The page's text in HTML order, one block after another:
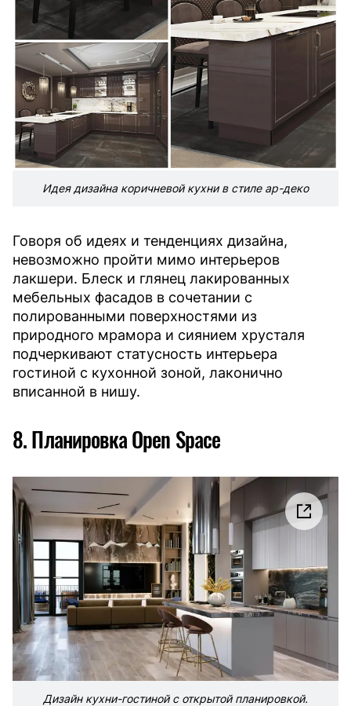
Идея дизайна коричневой кухни в стиле ар-деко
Говоря об идеях и тенденциях дизайна,
невозможно пройти мимо интерьеров
лакшери. Блеск и глянец лакированных
мебельных фасадов в сочетании с
полированными поверхностями из
природного мрамора и сиянием хрусталя
подчеркивают статусность интерьера
гостиной с кухонной зоной, лаконично
вписанной в нишу.
8. Планировка Open Space
Дизайн кухни-гостиной с открытой планировкой.